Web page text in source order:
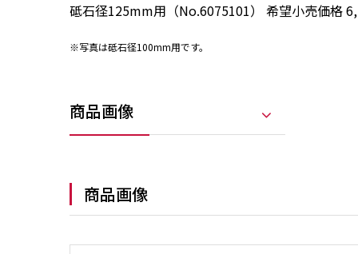
砥石径125mm用（No.6075101） 希望小売価格
※写真は砥石径100mm用です。
商品画像
商品画像